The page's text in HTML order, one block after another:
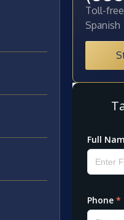
Toll-
Spanish